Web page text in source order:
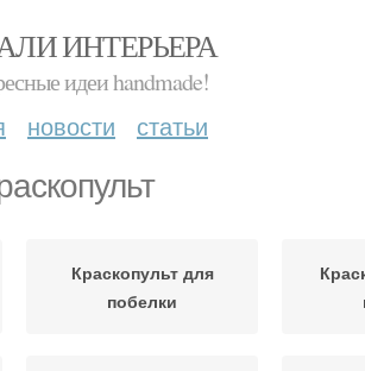
ИНТЕРЬЕРА
идеи handmade!
новости статьи
Краскопульт для
побелки